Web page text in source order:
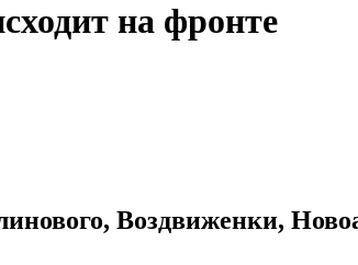
на фронте
Воздвиженки,